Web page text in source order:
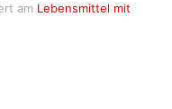
am Lebensmittel mit